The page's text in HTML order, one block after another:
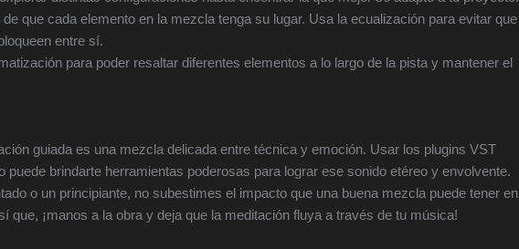
que cada elemento en la mezcla tenga su lugar. Usa la ecualización para evitar que
entre sí.
para poder resaltar diferentes elementos a lo largo de la pista y mantener el
guiada es una mezcla delicada entre técnica y emoción. Usar los plugins VST
puede brindarte herramientas poderosas para lograr ese sonido etéreo y envolvente.
o un principiante, no subestimes el impacto que una buena mezcla puede tener en
que, ¡manos a la obra y deja que la meditación fluya a través de tu música!